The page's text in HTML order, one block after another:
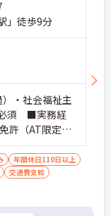
」徒歩9分
・社会福祉主
必須 ■実務経
許（AT限定
年間休日110日以上
交通費支給